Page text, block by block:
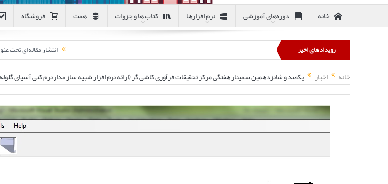
خانه دوره‌های آموزشی نرم افزارها کتاب ها و جزوات همت فروشگاه
رویدادهای اخیر انتشار مقاله‌ای تحت
خانه اخبار یکصد و شانزدهمین سمینار هفتگی مرکز تحقیقات فرآوری کاشی گر (ارائه نرم افزار شبیه ساز مدار نرم کنی آسیای